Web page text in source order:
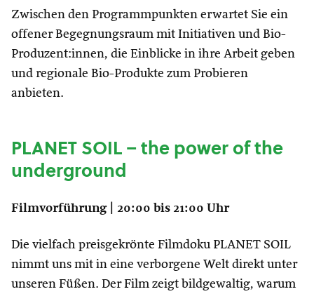
Zwischen den Programmpunkten erwartet Sie ein
offener Begegnungsraum mit Initiativen und Bio-
Produzent:innen, die Einblicke in ihre Arbeit geben
und regionale Bio-Produkte zum Probieren
anbieten.
PLANET SOIL – the power of the
underground
Filmvorführung | 20:00 bis 21:00 Uhr
Die vielfach preisgekrönte Filmdoku PLANET SOIL
nimmt uns mit in eine verborgene Welt direkt unter
unseren Füßen. Der Film zeigt bildgewaltig, warum